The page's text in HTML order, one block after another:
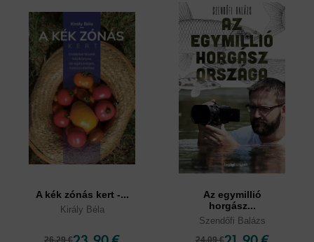
A kék zónás kert -...
Király Béla
26,29 €
Az egymillió
horgász...
Szendőfi Balázs
24,09 €